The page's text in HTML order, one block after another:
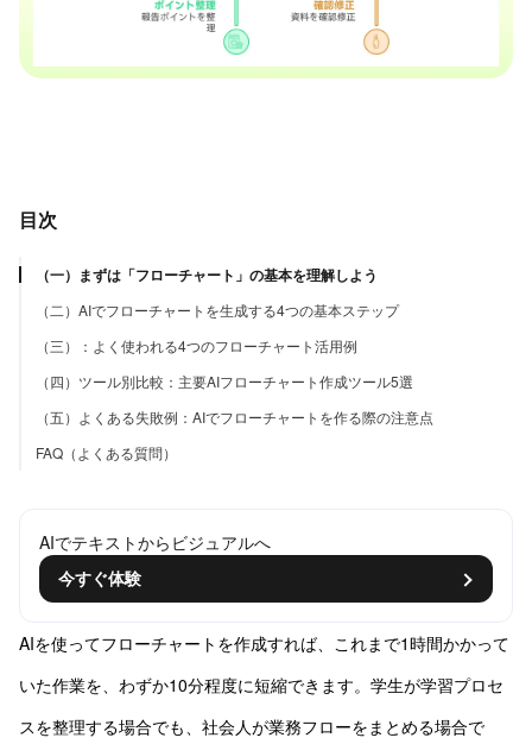
目次
（一）まずは「フローチャート」の基本を理解しよう
（二）AIでフローチャートを生成する4つの基本ステップ
（三）：よく使われる4つのフローチャート活用例
（四）ツール別比較：主要AIフローチャート作成ツール5選
（五）よくある失敗例：AIでフローチャートを作る際の注意点
FAQ（よくある質問）
AIでテキストからビジュアルへ
今すぐ体験
AIを使ってフローチャートを作成すれば、これまで1時間かかって
いた作業を、わずか10分程度に短縮できます。学生が学習プロセ
スを整理する場合でも、社会人が業務フローをまとめる場合で